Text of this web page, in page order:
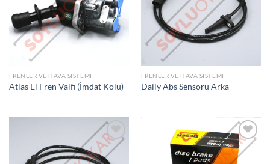
LISTEME
EKLE
FRENLER VE HAVA SISTEMI
Atlas El Fren Valfi (İmdat Kolu)
LISTEME
EKLE
FRENLER VE HAVA SISTEMI
Daily Abs Sensörü Arka